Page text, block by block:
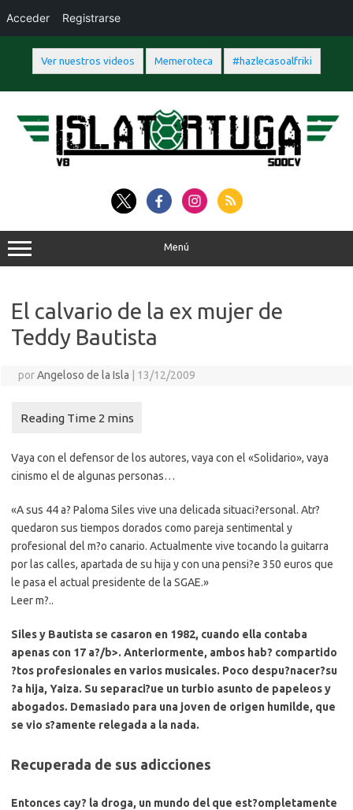
Ver nuestros videos Memeroteca #hazlecasoalfriki
contenido
Menú
El calvario de la ex mujer de
Teddy Bautista
porAngeloso de la Isla 13/12/2009
Vaya con el defensor de los autores, vaya con el «Solidario», vaya
cinismo el de algunas personas…
«A sus 44 a? Paloma Siles vive una delicada situaci?ersonal. Atr?
quedaron sus tiempos dorados como pareja sentimental y
profesional del m?o canario. Actualmente vive tocando la guitarra
por las calles, apartada de su hija y con una pensi?e 350 euros que
le pasa el actual presidente de la SGAE.»
Leer m?..
Siles y Bautista se casaron en 1982, cuando ella contaba
apenas con 17 a?/b>. Anteriormente, ambos hab? compartido
?tos profesionales en varios musicales. Poco despu?nacer?su
?a hija, Yaiza. Su separaci?ue un turbio asunto de papeleos y
abogados. Demasiado para una joven de origen humilde, que
se vio s?amente relegada a la nada.
Recuperada de sus adicciones
Entonces cay? la droga, un mundo del que est?ompletamente
Acceder Registrarse